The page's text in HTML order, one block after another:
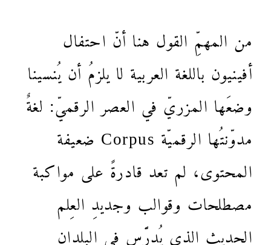
من المهمِّ القول هنا أنّ احتفال
أفينيون باللغة العربية لا يلزمُ أن يُنسينا
وضعَها المزريّ في العصر الرقميّ: لغةٌ
مدوّنتُها الرقميّة Corpus ضعيفة
المحتوى، لم تعد قادرةً على مواكبة
مصطلحات وقوالب وجديدِ العِلم
الحديث الذي يُدرَّس في البلدان